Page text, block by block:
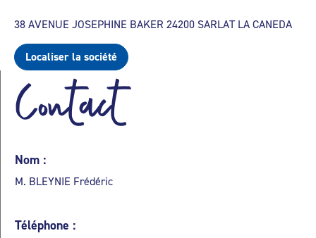
38 AVENUE JOSEPHINE BAKER 24200 SARLAT LA CANEDA
Localiser la société
Contact
Nom :
M. BLEYNIE Frédéric
Téléphone :